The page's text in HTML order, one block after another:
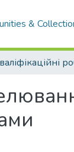
&